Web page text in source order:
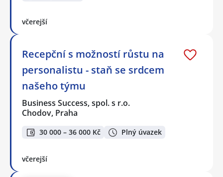
včerejší
Recepční s možností růstu na
personalistu - staň se srdcem
našeho týmu
Business Success, spol. s r.o.
Chodov, Praha
30 000 – 36 000 Kč Plný úvazek
včerejší